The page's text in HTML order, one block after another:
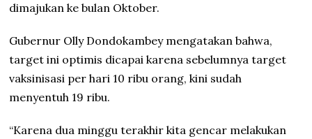
dimajukan ke bulan Oktober.
Gubernur Olly Dondokambey mengatakan bahwa,
target ini optimis dicapai karena sebelumnya target
vaksinisasi per hari 10 ribu orang, kini sudah
menyentuh 19 ribu.
“Karena dua minggu terakhir kita gencar melakukan